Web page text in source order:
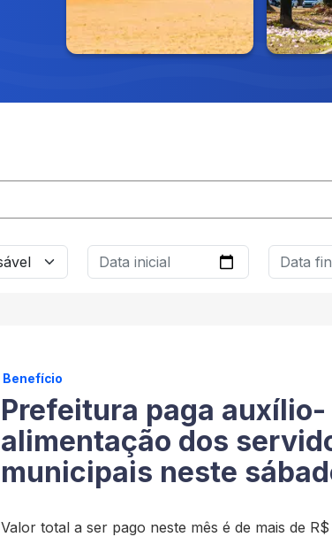
Benefício
Prefeitura paga auxílio-
alimentação dos
municipais neste
Valor total a ser pago neste mês é de mais de R$